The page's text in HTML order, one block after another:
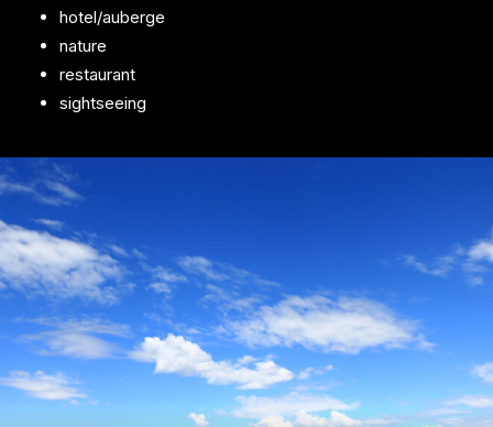
hotel/auberge
nature
restaurant
sightseeing